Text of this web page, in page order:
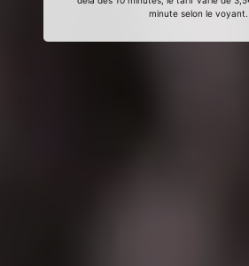
minute selon le voyant.